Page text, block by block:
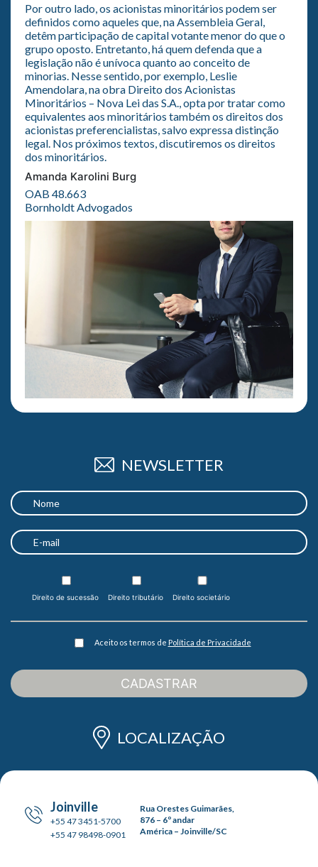
Por outro lado, os acionistas minoritários podem ser
definidos como aqueles que, na Assembleia Geral,
detêm participação de capital votante menor do que o
grupo oposto. Entretanto, há quem defenda que a
legislação não é unívoca quanto ao conceito de
minorias. Nesse sentido, por exemplo, Leslie
Amendolara, na obra Direito dos Acionistas
Minoritários – Nova Lei das S.A., opta por tratar como
equivalentes aos minoritários também os direitos dos
acionistas preferencialistas, salvo expressa distinção
legal. Nos próximos textos, discutiremos os direitos
dos minoritários.
Amanda Karolini Burg
OAB 48.663
Bornholdt Advogados
NEWSLETTER
Direito de sucessão Direito tributário Direito societário
Aceito os termos de Política de Privacidade
CADASTRAR
LOCALIZAÇÃO
Joinville
+55 47 3451-5700
+55 47 98498-0901
Rua Orestes Guimarães,
876 – 6º andar
América – Joinville/SC